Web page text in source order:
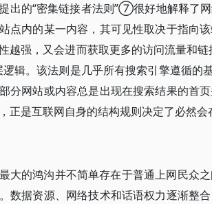
出的“密集链接者法则”⑦很好地解释了
点内的某一内容，其可见性取决于指向
越强，又会进而获取更多的访问流量和
逻辑。该法则是几乎所有搜索引擎遵循的
分网站或内容总是出现在搜索结果的首
正是互联网自身的结构规则决定了必然会
大的鸿沟并不简单存在于普通上网民众
数据资源、网络技术和话语权力逐渐整